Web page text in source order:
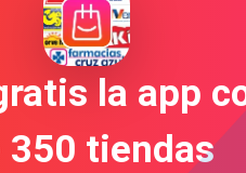
la app
350 tiendas